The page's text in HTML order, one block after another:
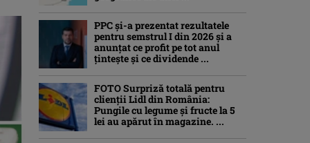
PPC și-a prezentat rezultatele
pentru semstrul I din 2026 și a
anunțat ce profit pe tot anul
țintește și ce dividende ...
FOTO Surpriză totală pentru
clienții Lidl din România:
Pungile cu legume și fructe la 5
lei au apărut în magazine. ...